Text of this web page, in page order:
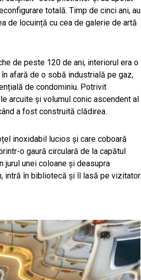
totală. Timp de cinci ani, au
de locuință cu cea de galerie de artă
de peste 120 de ani, interiorul era o
afară de o sobă industrială pe gaz,
de condominiu. Potrivit
arcuite și volumul conic ascendent al
a fost construită clădirea.
inoxidabil lucios și care coboară
o gaură circulară de la capătul
jurul unei coloane și deasupra
intră în bibliotecă și îl lasă pe vizitator